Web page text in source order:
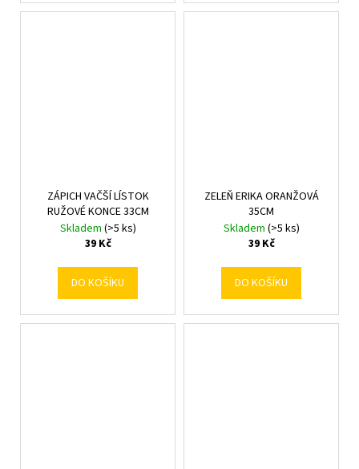
ZÁPICH VAČŠÍ LÍSTOK
RUŽOVÉ KONCE 33CM
Skladem (>5 ks)
39 Kč
DO KOŠÍKU
ZELEŇ ERIKA ORANŽOVÁ
35CM
Skladem (>5 ks)
39 Kč
DO KOŠÍKU